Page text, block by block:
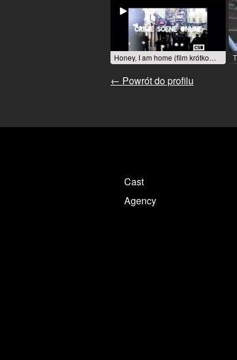
Honey, I am home (film krótkometrażowy) / 2016 / rola: Reporterin / R: Julian Schöneich
← Powrót do profilu
Cast
Agency